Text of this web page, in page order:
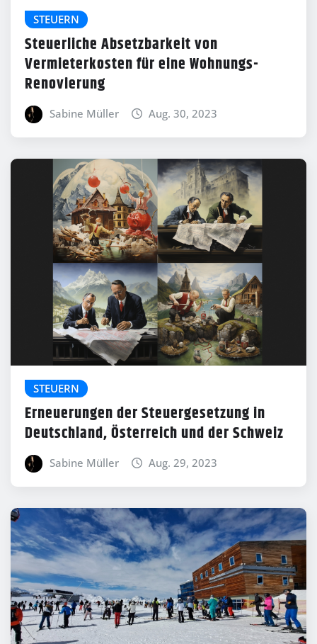
STEUERN
Steuerliche Absetzbarkeit von
Vermieterkosten für eine Wohnungs-
Renovierung
Sabine Müller Aug. 30, 2023
STEUERN
Erneuerungen der Steuergesetzung in
Deutschland, Österreich und der Schweiz
Sabine Müller Aug. 29, 2023